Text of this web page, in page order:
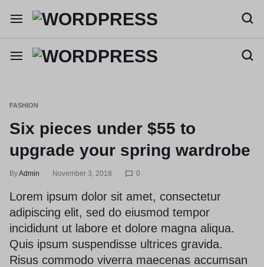
FASHION
Six pieces under $55 to
upgrade your spring wardrobe
ByAdmin November 3, 2018 0
Lorem ipsum dolor sit amet, consectetur
adipiscing elit, sed do eiusmod tempor
incididunt ut labore et dolore magna aliqua.
Quis ipsum suspendisse ultrices gravida.
Risus commodo viverra maecenas accumsan